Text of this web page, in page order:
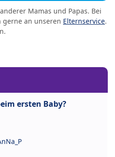
Mamas und Papas. Bei
gerne an unseren Elternservice.
ersten Baby?